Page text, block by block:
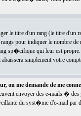
le titre d'un rang (le titre d'un
pour indiquer le nombre de
sp�cifique qui leur est
simplement votre
on me demande de me
envoyer des e-mails �
du syst�me d'e-mail par